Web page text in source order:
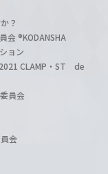
？
会 ®KODANSHA
ョン
CLAMP・ST de
員会
会